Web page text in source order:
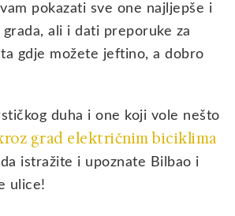
pokazati sve one najljepše i
ali i dati preporuke za
gdje možete jeftino, a dobro
duha i one koji vole nešto
grad električnim biciklima
istražite i upoznate Bilbao i
ulice!